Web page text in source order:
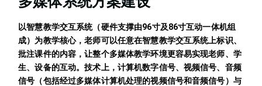
以智慧教学交互系统（硬件支撑由96寸及86寸互动一体机组
成）为教学核心，老师可以任意在智慧教学交互系统上标识、
批注课件的内容，让整个多媒体教学环境更容易实现老师、学
生、设备的互动。技术上，计算机数字信号、视频信号、音频
信号（包括经过多媒体计算机处理的视频信号和音频信号）与